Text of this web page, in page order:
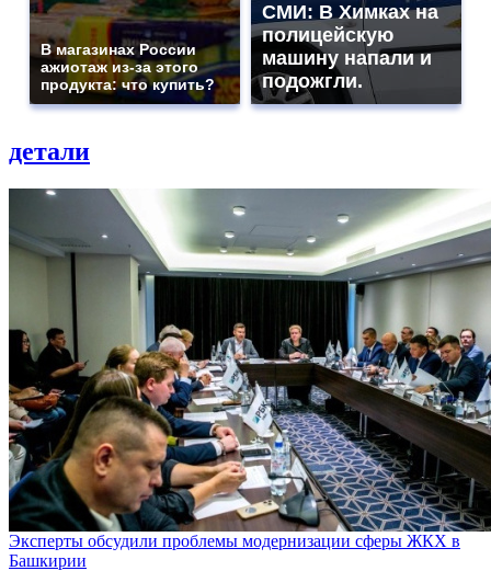
В магазинах России
ажиотаж из-за этого
продукта: что купить?
СМИ: В Химках на
полицейскую
машину напали и
подожгли.
детали
Эксперты обсудили проблемы модернизации сферы ЖКХ в
Башкирии